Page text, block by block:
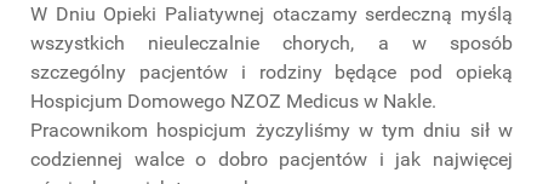
W Dniu Opieki Paliatywnej otaczamy serdeczną myślą
wszystkich nieuleczalnie chorych, a w sposób
szczególny pacjentów i rodziny będące pod opieką
Hospicjum Domowego NZOZ Medicus w Nakle.
Pracownikom hospicjum życzyliśmy w tym dniu sił w
codziennej walce o dobro pacjentów i jak najwięcej